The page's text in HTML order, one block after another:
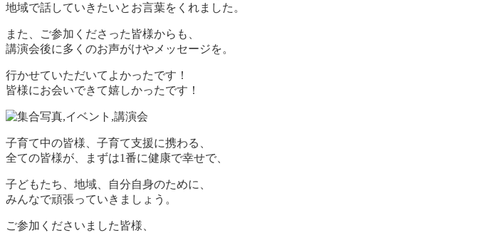
地域で話していきたいとお言葉をくれました。
また、ご参加くださった皆様からも、
講演会後に多くのお声がけやメッセージを。
行かせていただいてよかったです！
皆様にお会いできて嬉しかったです！
子育て中の皆様、子育て支援に携わる、
全ての皆様が、まずは1番に健康で幸せで、
子どもたち、地域、自分自身のために、
みんなで頑張っていきましょう。
ご参加くださいました皆様、